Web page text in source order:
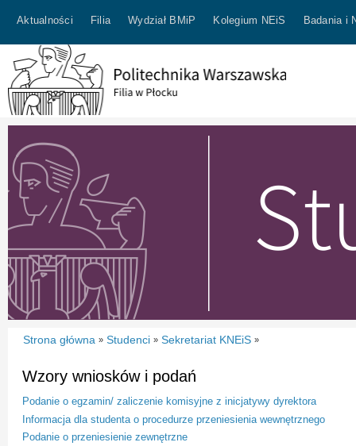
Aktualności Filia Wydział BMiP Kolegium NEiS Badania i
Strona główna » Studenci » Sekretariat KNEiS »
Wzory wniosków i podań
Podanie o egzamin/ zaliczenie komisyjne z inicjatywy dyrektora
Informacja dla studenta o procedurze przeniesienia wewnętrznego
Podanie o przeniesienie zewnętrzne